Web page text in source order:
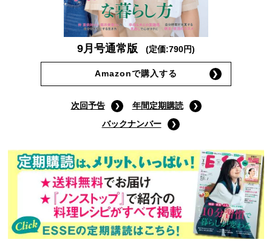
9月号通常版 (定価:790円)
Amazonで購入する
次回予告
年間定期購読
バックナンバー